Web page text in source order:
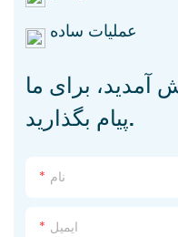
عملیات ساده
آمدید، برای ما
پیام بگذارید.
نام
ایمیل